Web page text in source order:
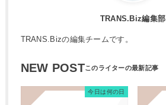
TRANS.Biz編集部
TRANS.Bizの編集チームです。
NEW POST
今日は何の日